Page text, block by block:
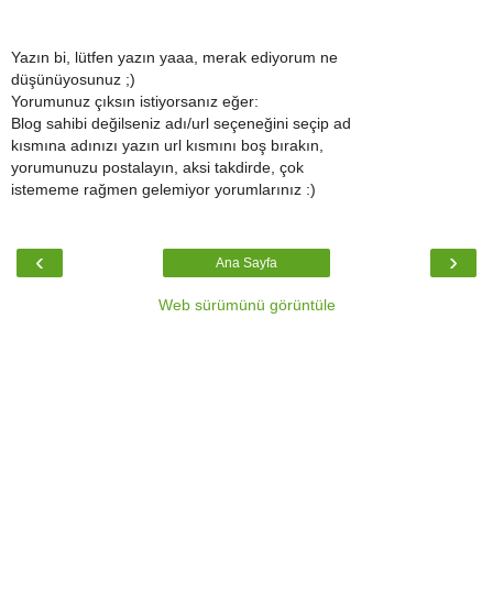
Yazın bi, lütfen yazın yaaa, merak ediyorum ne
düşünüyosunuz ;)
Yorumunuz çıksın istiyorsanız eğer:
Blog sahibi değilseniz adı/url seçeneğini seçip ad
kısmına adınızı yazın url kısmını boş bırakın,
yorumunuzu postalayın, aksi takdirde, çok
istememe rağmen gelemiyor yorumlarınız :)
‹ ›
Ana Sayfa
Web sürümünü görüntüle